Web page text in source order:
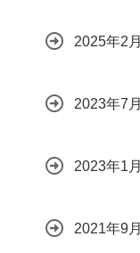
2025年2月
2023年7月
2023年1月
2021年9月